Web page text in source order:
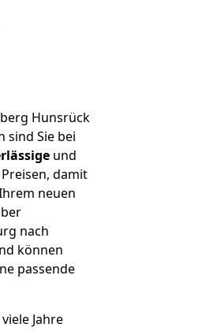
Hunsrück
sind Sie bei
und
damit
neuen
nach
können
passende
Jahre